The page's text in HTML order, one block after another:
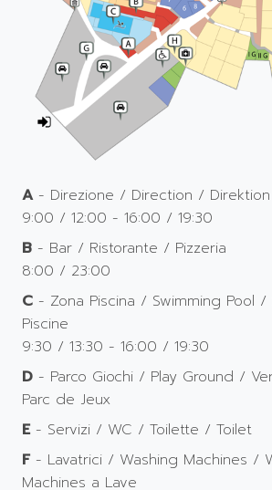
A- Direzione / Direction /
9:00 / 12:00 - 16:00 / 19:30
B - Bar / Ristorante / Pizzeria
8:00 / 23:00
C - Zona Piscina / Swimming Pool
Piscine
9:30 / 13:30 - 16:00 / 19:30
D - Parco Giochi / Play Ground /
Parc de Jeux
E- Servizi / WC / Toilette / Toilet
F- Lavatrici / Washing Machines /
Machines a Lave